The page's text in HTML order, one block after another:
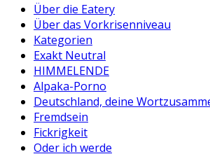
Über die Eatery
Über das Vorkrisenniveau
Kategorien
Exakt Neutral
HIMMELENDE
Alpaka-Porno
Deutschland, deine
Fremdsein
Fickrigkeit
Oder ich werde